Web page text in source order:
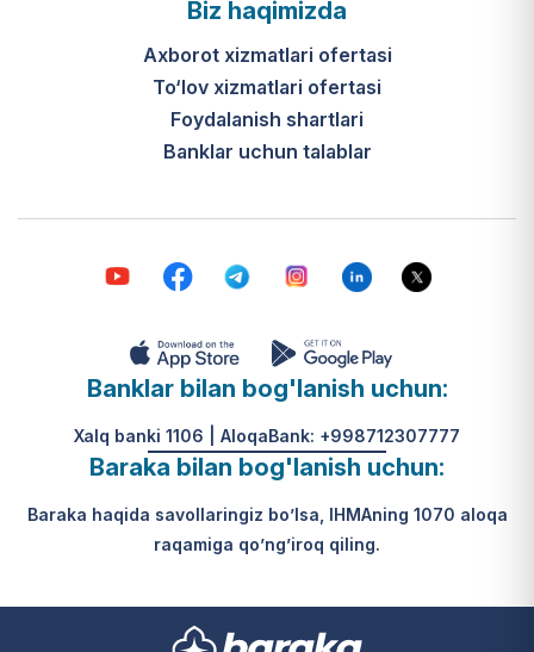
Biz haqimizda
Axborot xizmatlari ofertasi
To‘lov xizmatlari ofertasi
Foydalanish shartlari
Banklar uchun talablar
Banklar bilan bog'lanish uchun:
Xalq banki 1106 | AloqaBank: +998712307777
Baraka bilan bog'lanish uchun:
Baraka haqida savollaringiz bo’lsa, IHMAning 1070 aloqa
raqamiga qo’ng’iroq qiling.